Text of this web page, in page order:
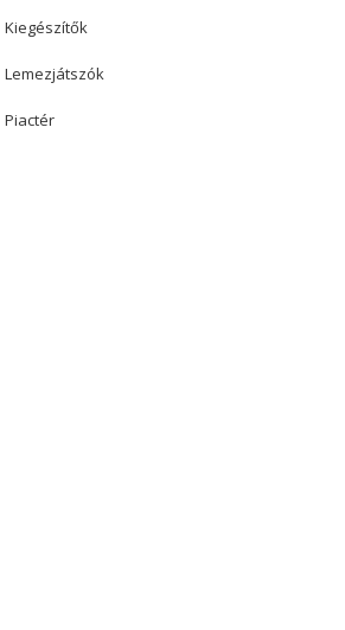
Kiegészítők
Lemezjátszók
Piactér